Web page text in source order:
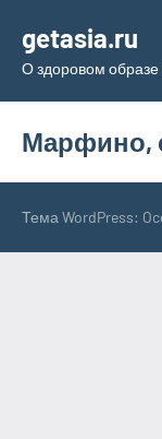
содержимому
getasia.ru
О здоровом образе
Марфино,
Тема WordPress: